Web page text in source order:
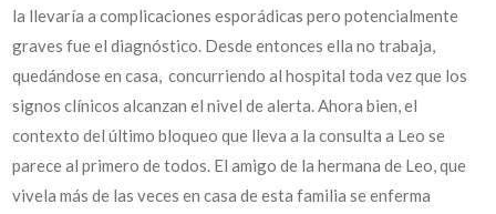
la llevaría a complicaciones esporádicas pero potencialmente
graves fue el diagnóstico. Desde entonces ella no trabaja,
quedándose en casa, concurriendo al hospital toda vez que los
signos clínicos alcanzan el nivel de alerta. Ahora bien, el
contexto del último bloqueo que lleva a la consulta a Leo se
parece al primero de todos. El amigo de la hermana de Leo, que
vivela más de las veces en casa de esta familia se enferma